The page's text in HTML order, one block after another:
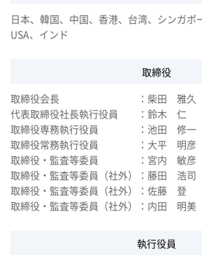
日本、韓国、中国、香港、台湾、シンガポ
USA、インド
取締役
取締役会長 ：柴田 雅久
代表取締役社長執行役員 ：鈴木 仁
取締役専務執行役員 ：池田 修一
取締役常務執行役員 ：大平 明彦
取締役・監査等委員 ：宮内 敏彦
取締役・監査等委員（社外）：藤田 浩司
取締役・監査等委員（社外）：佐藤 登
取締役・監査等委員（社外）：内田 明美
執行役員